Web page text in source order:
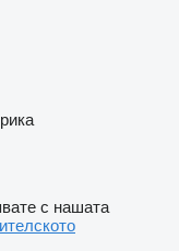
с нашата